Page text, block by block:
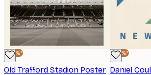
-40%*
Old Trafford Stadion Poster
-40%*